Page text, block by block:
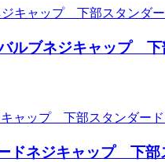
ルブネジキャップ
ドネジキャップ 下